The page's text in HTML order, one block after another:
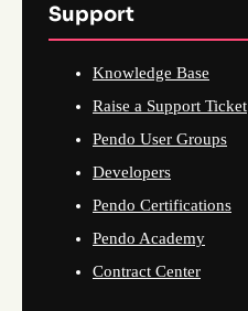
Support
Knowledge Base
Raise a Support Ticket
Pendo User Groups
Developers
Pendo Certifications
Pendo Academy
Contract Center